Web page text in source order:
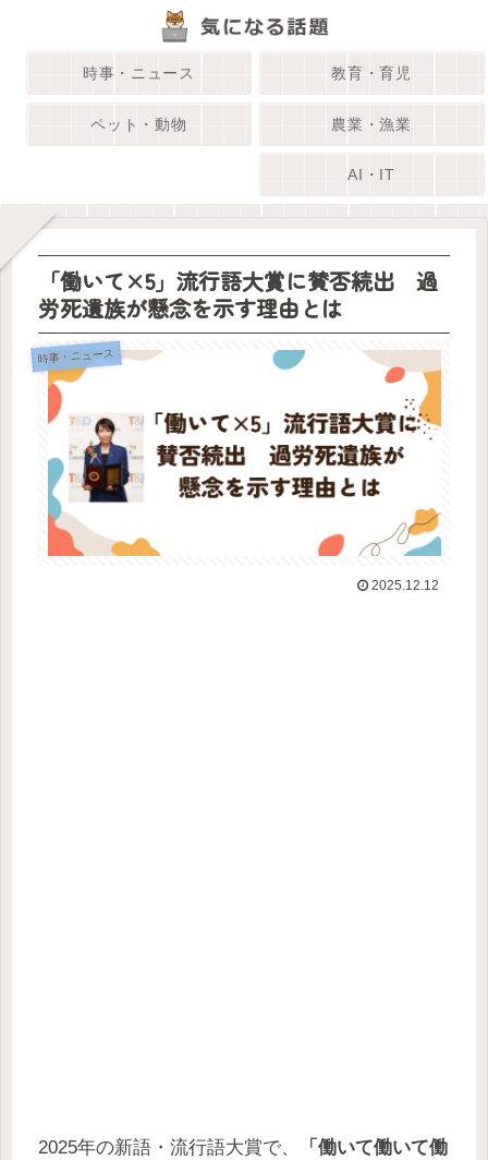
時事・ニュース 教育・育児
ペット・動物 農業・漁業
AI・IT
「働いて×5」流行語大賞に賛否続出 過
労死遺族が懸念を示す理由とは
時事・ニュース
2025.12.12
2025年の新語・流行語大賞で、
「働いて働いて働